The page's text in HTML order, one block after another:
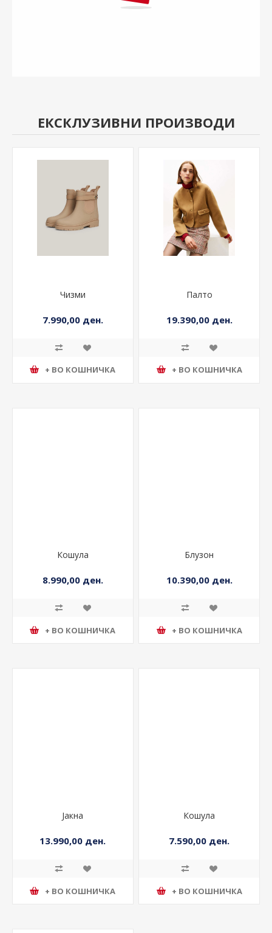
ЕКСКЛУЗИВНИ ПРОИЗВОДИ
Чизми
7.990,00 ден.
+ ВО КОШНИЧКА
Палто
19.390,00 ден.
+ ВО КОШНИЧКА
Кошула
8.990,00 ден.
+ ВО КОШНИЧКА
Блузон
10.390,00 ден.
+ ВО КОШНИЧКА
Јакна
13.990,00 ден.
+ ВО КОШНИЧКА
Кошула
7.590,00 ден.
+ ВО КОШНИЧКА